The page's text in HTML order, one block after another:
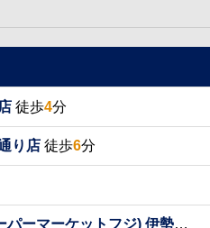
徒歩4分
り店 徒歩6分
SUPER MARKET FUJI(スーパーマーケットフジ) 伊勢町店